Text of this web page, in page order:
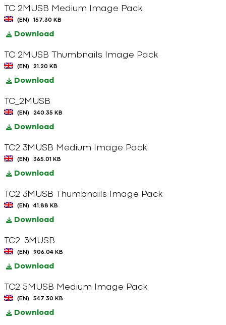
TC 2MUSB Medium Image Pack
(EN) 157.30 KB
Download
TC 2MUSB Thumbnails Image Pack
(EN) 21.20 KB
Download
TC_2MUSB
(EN) 240.35 KB
Download
TC2 3MUSB Medium Image Pack
(EN) 365.01 KB
Download
TC2 3MUSB Thumbnails Image Pack
(EN) 41.88 KB
Download
TC2_3MUSB
(EN) 906.04 KB
Download
TC2 5MUSB Medium Image Pack
(EN) 547.30 KB
Download